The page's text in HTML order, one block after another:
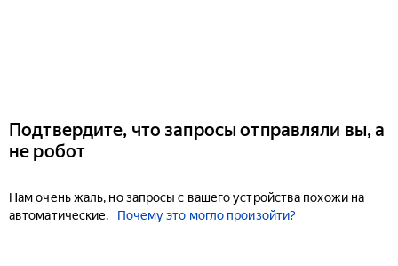
Подтвердите, что запросы отправляли вы, а
не робот
Нам очень жаль, но запросы с вашего устройства похожи на
автоматические.
Почему это могло произойти?